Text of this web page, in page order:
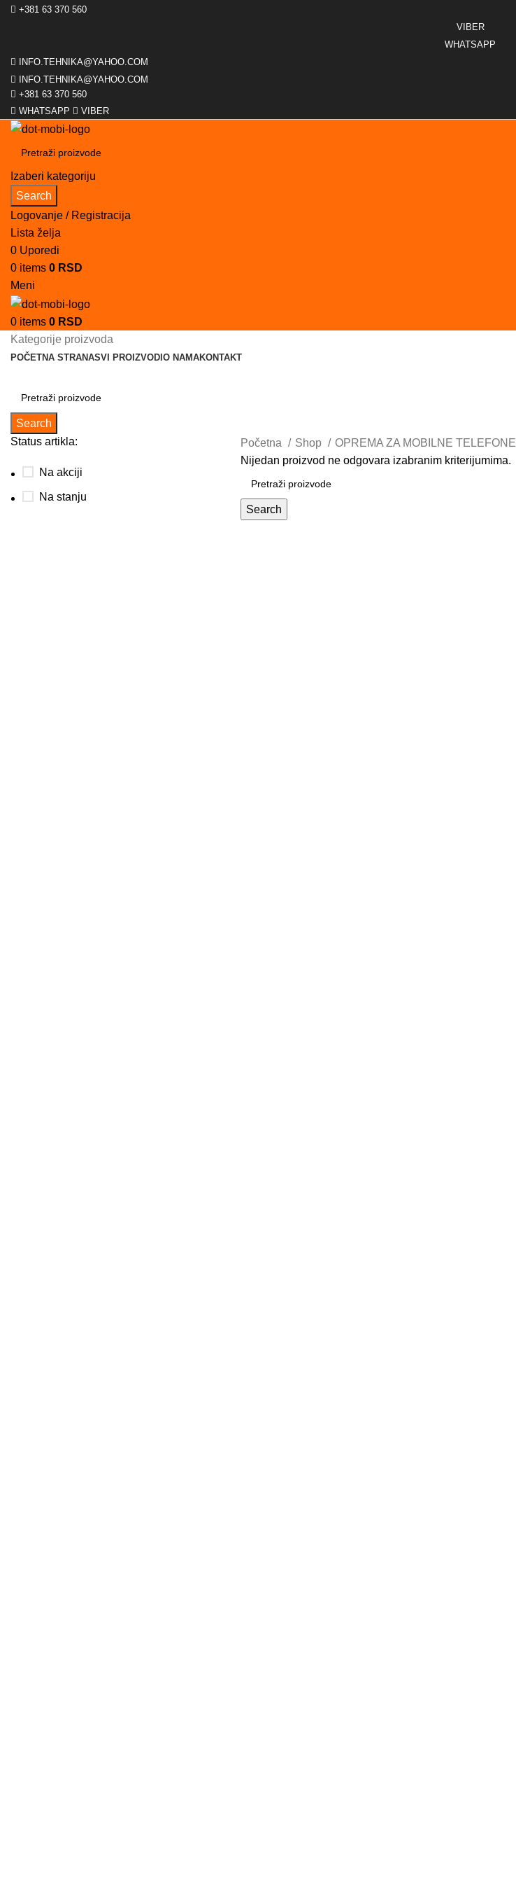
+381 63 370 560
VIBER
WHATSAPP
INFO.TEHNIKA@YAHOO.COM
INFO.TEHNIKA@YAHOO.COM
+381 63 370 560
WHATSAPP
VIBER
Izaberi kategoriju
Search
Logovanje / Registracija
Lista želja
0 Uporedi
0 items 0 RSD
Meni
0 items 0 RSD
Kategorije proizvoda
POČETNA STRANASVI PROIZVODIO NAMAKONTAKT
Search
Status artikla:
Na akciji
Na stanju
Početna Shop OPREMA ZA MOBILNE TELEFONE
Nijedan proizvod ne odgovara izabranim kriterijumima.
Search